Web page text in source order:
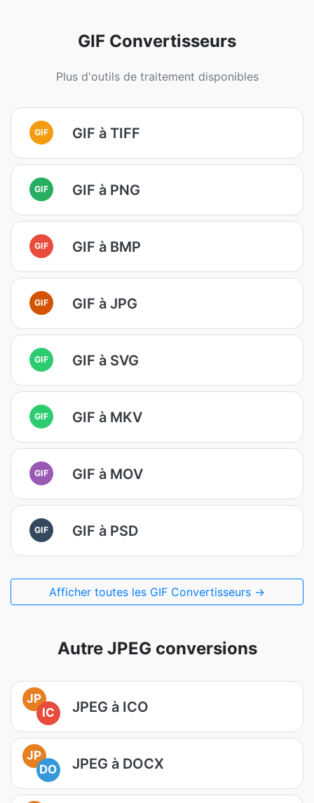
GIF Convertisseurs
Plus d'outils de traitement disponibles
GIF GIF à TIFF
GIF GIF à PNG
GIF GIF à BMP
GIF GIF à JPG
GIF GIF à SVG
GIF GIF à MKV
GIF GIF à MOV
GIF GIF à PSD
Afficher toutes les GIF Convertisseurs →
Autre JPEG conversions
JP
IC
JPEG à ICO
JP
DO
JPEG à DOCX